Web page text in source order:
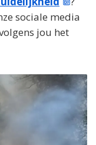
sociale media
jou het